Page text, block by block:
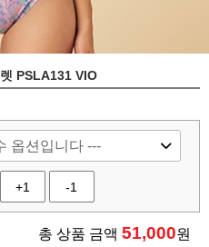
PSLA131 VIO
+1 -1
총 상품 금액 51,000원